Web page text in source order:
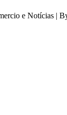
e Notícias |